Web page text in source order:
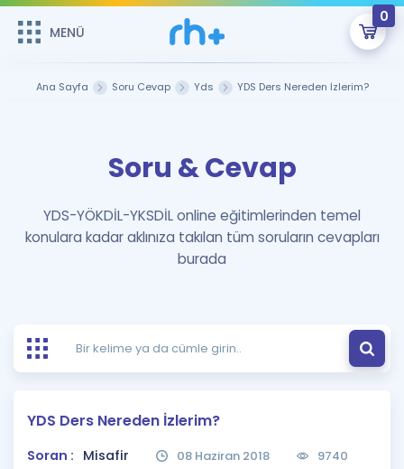
MENÜ
0
Şifremi Hatırlamıyorum
GİRİŞ YAP
Remzi Hoca ile seni sınava hazırlayacak onlarca eğitim seni
bekliyor!
MENÜ
Çalışma Paketleri
Kitaplar ve Kaynaklar
Ücretsiz Kaynaklar
Puan Hesaplama
Rehberlik Aracı
Blog
İngilizce Gramer
Hakkımızda
Ana Sayfa Soru Cevap Yds YDS Ders Nereden İzlerim?
Soru & Cevap
YDS-YÖKDİL-YKSDİL online eğitimlerinden temel
konulara kadar aklınıza takılan tüm soruların cevapları
burada
YDS Ders Nereden İzlerim?
Soran : Misafir 08 Haziran 2018 9740